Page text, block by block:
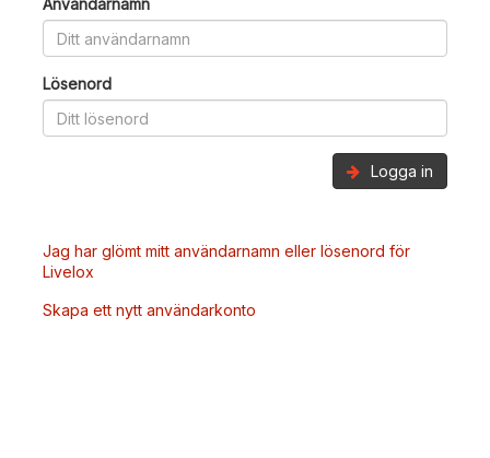
Användarnamn
Lösenord
Logga in
Jag har glömt mitt användarnamn eller lösenord för
Livelox
Skapa ett nytt användarkonto